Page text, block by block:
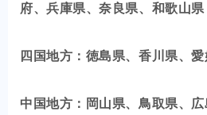
府、兵庫県、奈良県、和歌山県
四国地方：徳島県、香川県、
中国地方：岡山県、鳥取県、